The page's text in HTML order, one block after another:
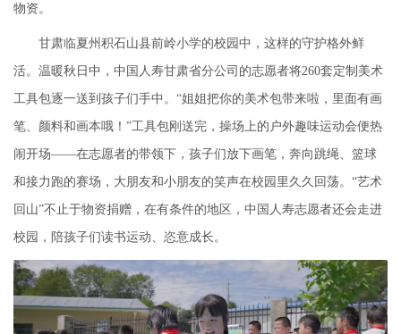
物资。
甘肃临夏州积石山县前岭小学的校园中，这样的守护格外鲜
活。温暖秋日中，中国人寿甘肃省分公司的志愿者将260套定制美术
工具包逐一送到孩子们手中。“姐姐把你的美术包带来啦，里面有画
笔、颜料和画本哦！”工具包刚送完，操场上的户外趣味运动会便热
闹开场——在志愿者的带领下，孩子们放下画笔，奔向跳绳、篮球
和接力跑的赛场，大朋友和小朋友的笑声在校园里久久回荡。“艺术
回山”不止于物资捐赠，在有条件的地区，中国人寿志愿者还会走进
校园，陪孩子们读书运动、恣意成长。